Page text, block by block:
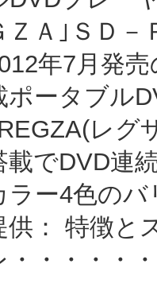
ＺＡ｣ＳＤ－
年7月発
ポータブル
レグ
載でDVD連
ラー4色の
供： 特徴と
・・・・・